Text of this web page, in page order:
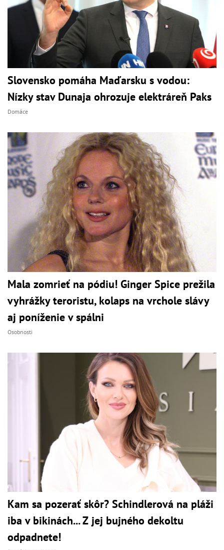
Slovensko pomáha Maďarsku s vodou:
Nízky stav Dunaja ohrozuje elektráreň Paks
Domáce
Mala zomrieť na pódiu! Ginger Spice prežila
vyhrážky teroristu, kolaps na vrchole slávy
aj poníženie v spálni
Osobnosti
Kam sa pozerať skôr? Schindlerová na pláži
iba v bikinách... Z jej bujného dekoltu
odpadnete!